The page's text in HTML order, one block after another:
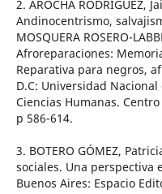
2. AROCHA RODRÍGUEZ,
Andinocentrismo,
MOSQUERA ROSERO-
Afroreparaciones:
Reparativa para negros,
D.C: Universidad
Ciencias Humanas.
p 586-614.
3. BOTERO GÓMEZ,
sociales. Una perspectiva
Buenos Aires: Espacio